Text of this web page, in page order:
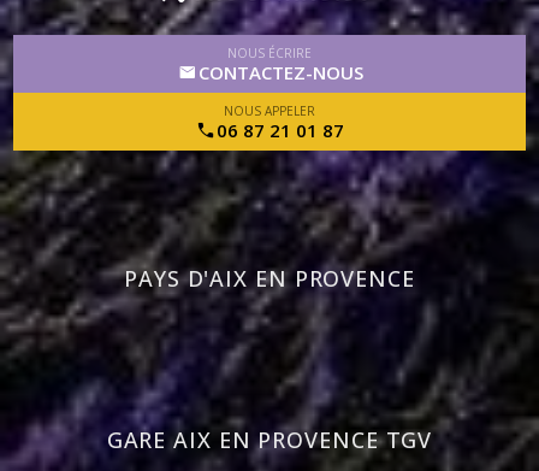
NOUS ÉCRIRE
CONTACTEZ-NOUS
NOUS APPELER
06 87 21 01 87
PAYS D'AIX EN PROVENCE
GARE AIX EN PROVENCE TGV